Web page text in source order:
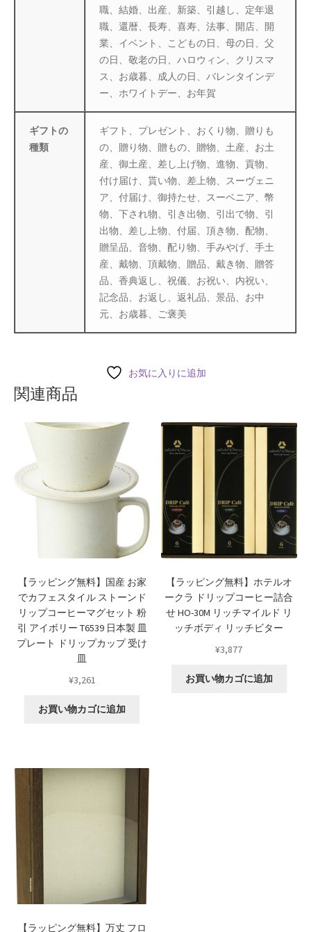
職、結婚、出産、新築、引越し、定年退
職、還暦、長寿、喜寿、法事、開店、開
業、イベント、こどもの日、母の日、父
の日、敬老の日、ハロウィン、クリスマ
ス、お歳暮、成人の日、バレンタインデ
ー、ホワイトデー、お年賀
ギフトの
種類
ギフト、プレゼント、おくり物、贈りも
の、贈り物、贈もの、贈物、土産、お土
産、御土産、差し上げ物、進物、貢物、
付け届け、貰い物、差上物、スーヴェニ
ア、付届け、御持たせ、スーベニア、幣
物、下され物、引き出物、引出で物、引
出物、差し上物、付届、頂き物、配物、
贈呈品、音物、配り物、手みやげ、手土
産、戴物、頂戴物、贈品、戴き物、贈答
品、香典返し、祝儀、お祝い、内祝い、
記念品、お返し、返礼品、景品、お中
元、お歳暮、ご褒美
お気に入りに追加
関連商品
【ラッピング無料】国産 お家
でカフェスタイル ストーンド
リップコーヒーマグセット 粉
引 アイボリー T6539 日本製 皿
プレート ドリップカップ 受け
皿
¥3,261
お買い物カゴに追加
【ラッピング無料】ホテルオ
ークラ ドリップコーヒー詰合
せ HO-30M リッチマイルド リ
ッチボディ リッチビター
¥3,877
お買い物カゴに追加
【ラッピング無料】万丈 フロ